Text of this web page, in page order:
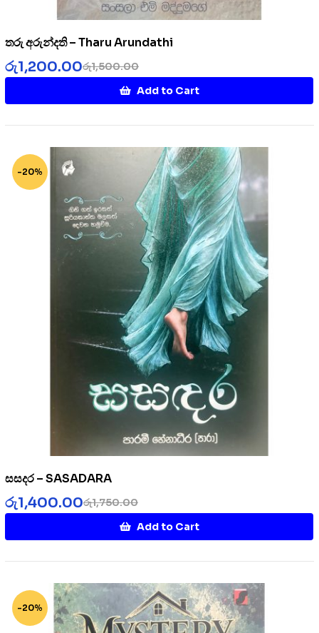
තරු අරුන්දති – Tharu Arundathi
රු1,500.00
රු1,200.00
Add to Cart
-20%
සසදර – SASADARA
රු1,750.00
රු1,400.00
Add to Cart
-20%